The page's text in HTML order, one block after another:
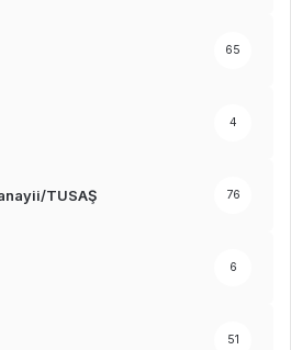
65
4
TUSAŞ 76
6
51